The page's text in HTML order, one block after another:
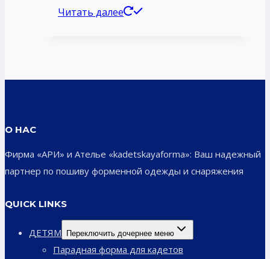
Читать далее
О НАС
Фирма «АРИ» и Ателье «kadetskayaforma»: Ваш надежный
партнер по пошиву форменной одежды и снаряжения
QUICK LINKS
ДЕТЯМ Переключить дочернее меню
Парадная форма для кадетов